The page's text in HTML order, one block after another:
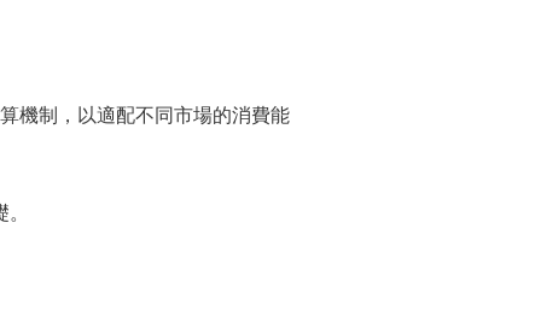
機制，以適配不同市場的消費能